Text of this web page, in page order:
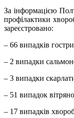
За інформацією
профілактики
зареєстровано:
– 66 випадків
– 2 випадки
– 3 випадки
– 51 випадок
– 17 випадків